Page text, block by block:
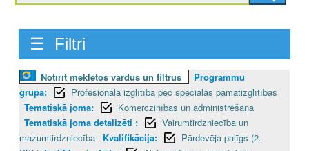
☰ Filtri
Notīrīt meklētos vārdus un filtrus
Programmu
grupa:
Profesionālā izglītība pēc speciālās pamatizglītības
Tematiskā joma:
Komerczinības un administrēšana
Tematiskā joma detalizēti :
Vairumtirdzniecība un
mazumtirdzniecība
Kvalifikācija:
Pārdevēja palīgs (2.